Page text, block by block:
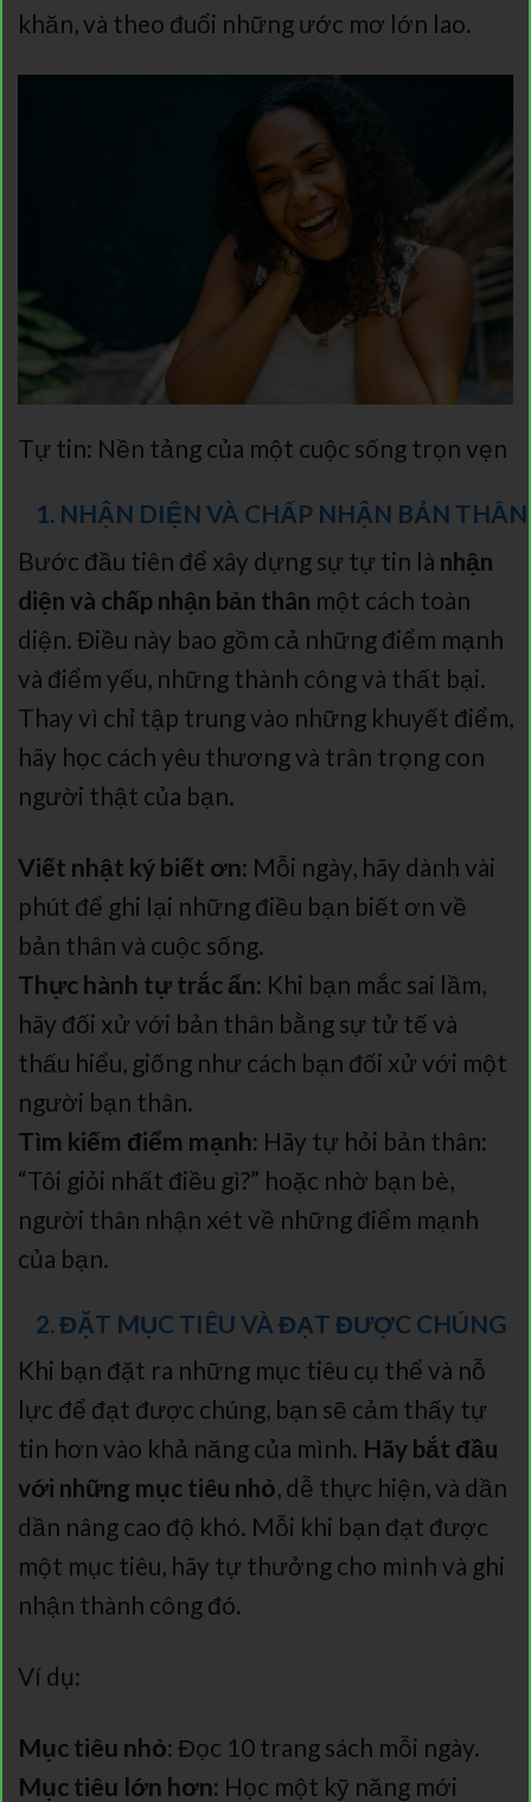
khăn, và theo đuổi những ước mơ lớn lao.
Tự tin: Nền tảng của một cuộc sống trọn vẹn
1. NHẬN DIỆN VÀ CHẤP NHẬN BẢN THÂN
Bước đầu tiên để xây dựng sự tự tin là nhận
diện và chấp nhận bản thân một cách toàn
diện. Điều này bao gồm cả những điểm mạnh
và điểm yếu, những thành công và thất bại.
Thay vì chỉ tập trung vào những khuyết điểm,
hãy học cách yêu thương và trân trọng con
người thật của bạn.
Viết nhật ký biết ơn: Mỗi ngày, hãy dành vài
phút để ghi lại những điều bạn biết ơn về
bản thân và cuộc sống.
Thực hành tự trắc ẩn: Khi bạn mắc sai lầm,
hãy đối xử với bản thân bằng sự tử tế và
thấu hiểu, giống như cách bạn đối xử với một
người bạn thân.
Tìm kiếm điểm mạnh: Hãy tự hỏi bản thân:
“Tôi giỏi nhất điều gì?” hoặc nhờ bạn bè,
người thân nhận xét về những điểm mạnh
của bạn.
2. ĐẶT MỤC TIÊU VÀ ĐẠT ĐƯỢC CHÚNG
Khi bạn đặt ra những mục tiêu cụ thể và nỗ
lực để đạt được chúng, bạn sẽ cảm thấy tự
tin hơn vào khả năng của mình. Hãy bắt đầu
với những mục tiêu nhỏ, dễ thực hiện, và dần
dần nâng cao độ khó. Mỗi khi bạn đạt được
một mục tiêu, hãy tự thưởng cho mình và ghi
nhận thành công đó.
Ví dụ:
Mục tiêu nhỏ: Đọc 10 trang sách mỗi ngày.
Mục tiêu lớn hơn: Học một kỹ năng mới